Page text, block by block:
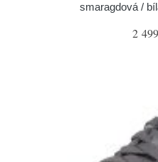
smaragdová /
2